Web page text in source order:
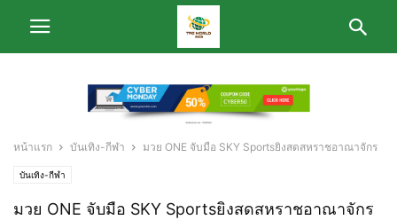
หน้าแรก บันเทิง-กีฬา มวย ONE จับมือ SKY Sportsยิงสดสหราชอาณาจักร
บันเทิง-กีฬา
มวย ONE จับมือ SKY Sportsยิงสดสหราชอาณาจักร